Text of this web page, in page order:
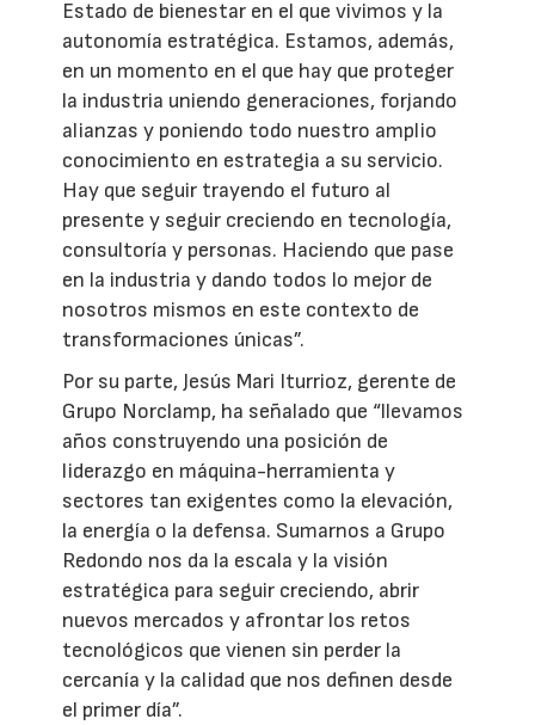
Estado de bienestar en el que vivimos y la
autonomía estratégica. Estamos, además,
en un momento en el que hay que proteger
la industria uniendo generaciones, forjando
alianzas y poniendo todo nuestro amplio
conocimiento en estrategia a su servicio.
Hay que seguir trayendo el futuro al
presente y seguir creciendo en tecnología,
consultoría y personas. Haciendo que pase
en la industria y dando todos lo mejor de
nosotros mismos en este contexto de
transformaciones únicas”.
Por su parte, Jesús Mari Iturrioz, gerente de
Grupo Norclamp, ha señalado que “llevamos
años construyendo una posición de
liderazgo en máquina-herramienta y
sectores tan exigentes como la elevación,
la energía o la defensa. Sumarnos a Grupo
Redondo nos da la escala y la visión
estratégica para seguir creciendo, abrir
nuevos mercados y afrontar los retos
tecnológicos que vienen sin perder la
cercanía y la calidad que nos definen desde
el primer día”.